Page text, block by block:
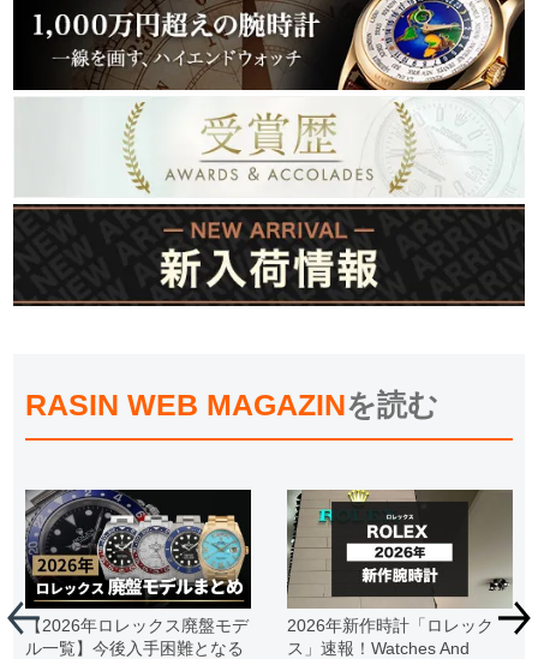
RASIN WEB MAGAZINを読む
【2026年ロレックス廃盤モデ
ル一覧】今後入手困難となる
2026年新作時計「ロレック
ス」速報！Watches And